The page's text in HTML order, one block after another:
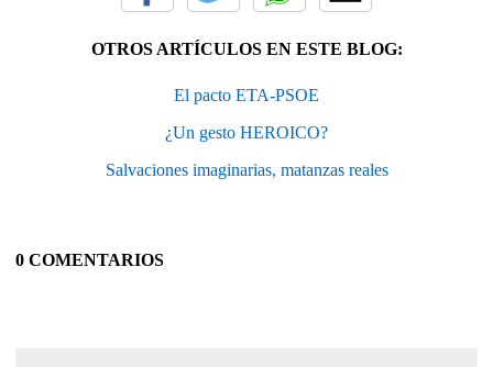
OTROS ARTÍCULOS EN ESTE BLOG:
El pacto ETA-PSOE
¿Un gesto HEROICO?
Salvaciones imaginarias, matanzas reales
0 COMENTARIOS